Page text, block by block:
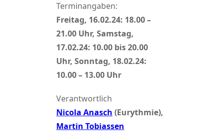
Terminangaben:
Freitag, 16.02.24: 18.00 –
21.00 Uhr, Samstag,
17.02.24: 10.00 bis 20.00
Uhr, Sonntag, 18.02.24:
10.00 – 13.00 Uhr
Verantwortlich
Nicola Anasch (Eurythmie),
Martin Tobiassen